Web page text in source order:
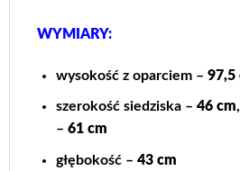
WYMIARY:
wysokość z oparciem – 97,5
szerokość siedziska – 46 cm
– 61 cm
głębokość – 43 cm